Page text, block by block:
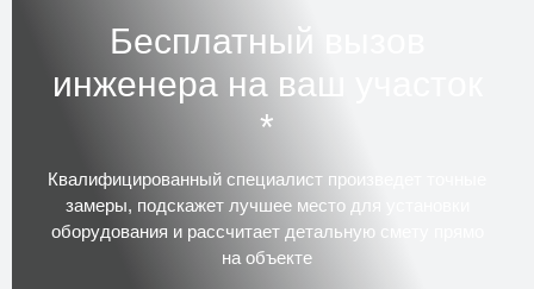
Бесплатный вызов
инженера на ваш участок
*
Квалифицированный специалист произведет точные
замеры, подскажет лучшее место для установки
оборудования и рассчитает детальную смету прямо
на объекте